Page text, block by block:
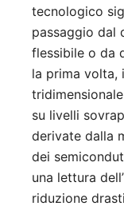
tecnologico
passaggio dal
flessibile o da
la prima volta,
su livelli
derivate dalla
dei
una lettura
riduzione